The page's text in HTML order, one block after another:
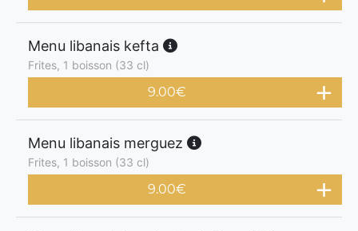
Menu libanais kefta
Frites, 1 boisson (33 cl)
9.00€
Menu libanais merguez
Frites, 1 boisson (33 cl)
9.00€